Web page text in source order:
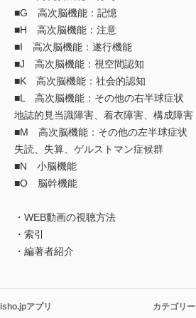
■G 高次脳機能：記憶
■H 高次脳機能：注意
■I 高次脳機能：遂行機能
■J 高次脳機能：視空間認知
■K 高次脳機能：社会的認知
■L 高次脳機能：その他の右半球症状
地誌的見当識障害、着衣障害、構成障害
■M 高次脳機能：その他の左半球症状
失読、失算、ゲルストマン症候群
■N 小脳機能
■O 脳幹機能
・WEB動画の視聴方法
・索引
・編著者紹介
isho.jpアプリ カテゴリー